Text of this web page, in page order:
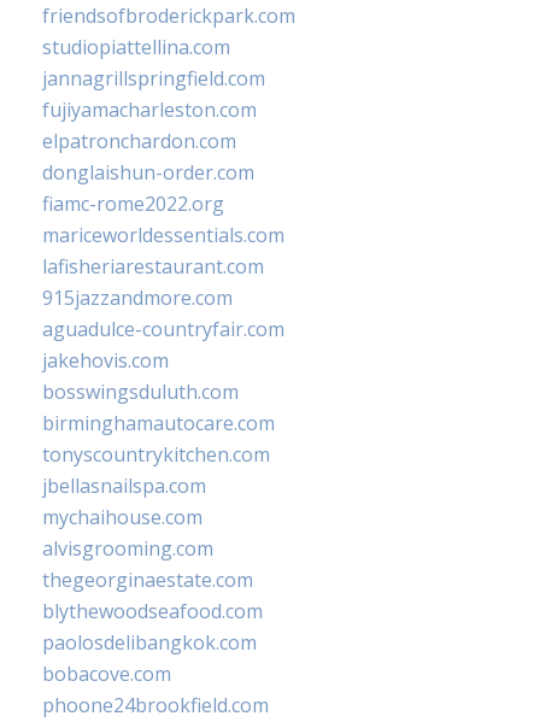
friendsofbroderickpark.com
studiopiattellina.com
jannagrillspringfield.com
fujiyamacharleston.com
elpatronchardon.com
donglaishun-order.com
fiamc-rome2022.org
mariceworldessentials.com
lafisheriarestaurant.com
915jazzandmore.com
aguadulce-countryfair.com
jakehovis.com
bosswingsduluth.com
birminghamautocare.com
tonyscountrykitchen.com
jbellasnailspa.com
mychaihouse.com
alvisgrooming.com
thegeorginaestate.com
blythewoodseafood.com
paolosdelibangkok.com
bobacove.com
phoone24brookfield.com